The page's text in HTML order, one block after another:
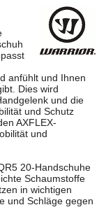
anfühlt und Ihnen
Dies wird
und die
und Schutz
AXFLEX-
und
20-Handschuhe
Schaumstoffe
in wichtigen
und Schläge gegen